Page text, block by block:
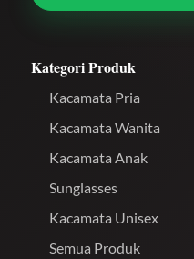
Kategori Produk
Kacamata Pria
Kacamata Wanita
Kacamata Anak
Sunglasses
Kacamata Unisex
Semua Produk